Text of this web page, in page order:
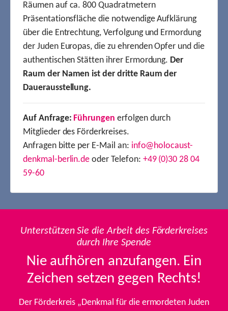
Räumen auf ca. 800 Quadratmetern
Präsentationsfläche die notwendige Aufklärung
über die Entrechtung, Verfolgung und Ermordung
der Juden Europas, die zu ehrenden Opfer und die
authentischen Stätten ihrer Ermordung. Der
Raum der Namen ist der dritte Raum der
Dauerausstellung.
Auf Anfrage: Führungen erfolgen durch
Mitglieder des Förderkreises.
Anfragen bitte per E-Mail an: info@holocaust-
denkmal-berlin.de oder Telefon: +49 (0)30 28 04
59-60
Unterstützen Sie die Arbeit des Förderkreises
durch Ihre Spende
Nie aufhören anzufangen. Ein
Zeichen setzen gegen Rechts!
Der Förderkreis „Denkmal für die ermordeten Juden